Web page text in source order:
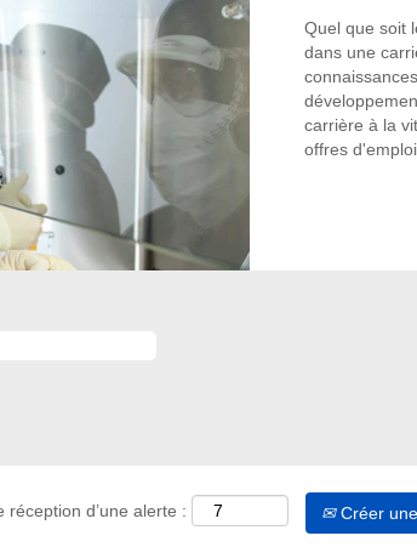
Quel que soit
dans une
carrière à la
offres
d’une alerte : Créer